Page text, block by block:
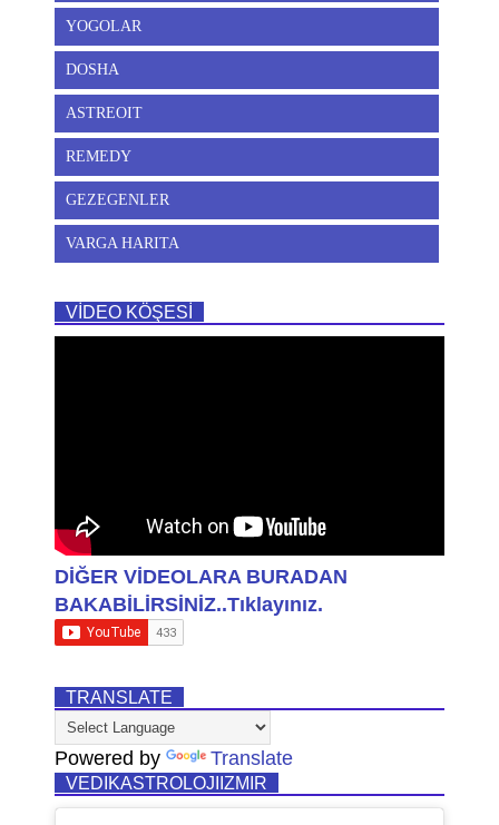
YOGOLAR
DOSHA
ASTREOIT
REMEDY
GEZEGENLER
VARGA HARITA
VİDEO KÖŞESİ
DİĞER VİDEOLARA BURADAN
BAKABİLİRSİNİZ..Tıklayınız.
TRANSLATE
Powered by Translate
VEDIKASTROLOJIIZMIR